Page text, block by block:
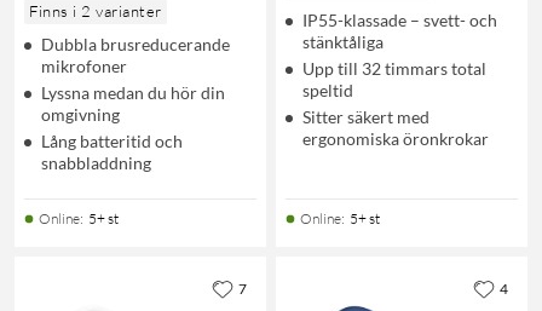
Finns i 2 varianter
Dubbla brusreducerande
mikrofoner
Lyssna medan du hör din
omgivning
Lång batteritid och
snabbladdning
Online: 5+ st
IP55-klassade – svett- och
stänktåliga
Upp till 32 timmars total
speltid
Sitter säkert med
ergonomiska öronkrokar
Online: 5+ st
7 4